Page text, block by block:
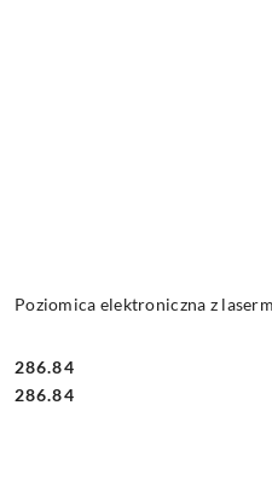
Poziomica elektroniczna z
Cena:
286.84
Cena:
286.84